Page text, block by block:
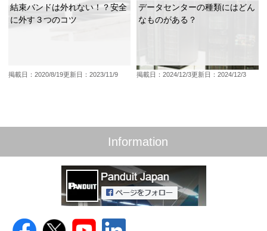
結束バンドは外れない！？安全
に外す３つのコツ
掲載日：2020/8/19更新日：2023/11/9
データセンターの種類にはどん
なものがある？
掲載日：2024/12/3更新日：2024/12/3
Information